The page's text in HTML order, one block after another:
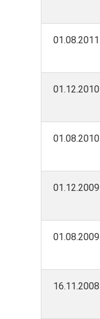
01.08.2011
01.12.2010
01.08.2010
01.12.2009
01.08.2009
16.11.2008